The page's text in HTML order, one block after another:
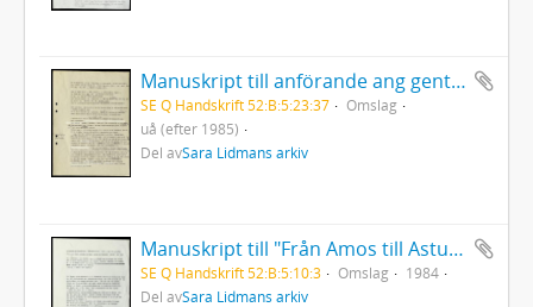
Manuskript till anförande ang genteknologi
SE Q Handskrift 52:B:5:23:37
Omslag
uå (efter 1985)
Del avSara Lidmans arkiv
Manuskript till "Från Amos till Asturias - några tankar om rättvisa, kärlek och död.
SE Q Handskrift 52:B:5:10:3 Omslag
1984
Del avSara Lidmans arkiv